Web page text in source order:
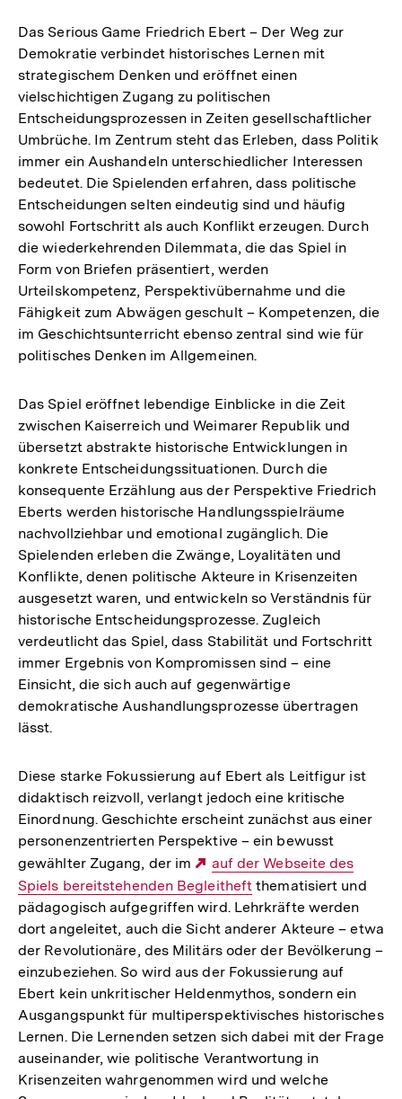
Das Serious Game Friedrich Ebert – Der Weg zur
Demokratie verbindet historisches Lernen mit
strategischem Denken und eröffnet einen
vielschichtigen Zugang zu politischen
Entscheidungsprozessen in Zeiten gesellschaftlicher
Umbrüche. Im Zentrum steht das Erleben, dass Politik
immer ein Aushandeln unterschiedlicher Interessen
bedeutet. Die Spielenden erfahren, dass politische
Entscheidungen selten eindeutig sind und häufig
sowohl Fortschritt als auch Konflikt erzeugen. Durch
die wiederkehrenden Dilemmata, die das Spiel in
Form von Briefen präsentiert, werden
Urteilskompetenz, Perspektivübernahme und die
Fähigkeit zum Abwägen geschult – Kompetenzen, die
im Geschichtsunterricht ebenso zentral sind wie für
politisches Denken im Allgemeinen.
Das Spiel eröffnet lebendige Einblicke in die Zeit
zwischen Kaiserreich und Weimarer Republik und
übersetzt abstrakte historische Entwicklungen in
konkrete Entscheidungssituationen. Durch die
konsequente Erzählung aus der Perspektive Friedrich
Eberts werden historische Handlungsspielräume
nachvollziehbar und emotional zugänglich. Die
Spielenden erleben die Zwänge, Loyalitäten und
Konflikte, denen politische Akteure in Krisenzeiten
ausgesetzt waren, und entwickeln so Verständnis für
historische Entscheidungsprozesse. Zugleich
verdeutlicht das Spiel, dass Stabilität und Fortschritt
immer Ergebnis von Kompromissen sind – eine
Einsicht, die sich auch auf gegenwärtige
demokratische Aushandlungsprozesse übertragen
lässt.
Diese starke Fokussierung auf Ebert als Leitfigur ist
didaktisch reizvoll, verlangt jedoch eine kritische
Einordnung. Geschichte erscheint zunächst aus einer
personenzentrierten Perspektive – ein bewusst
gewählter Zugang, der im
Externer
Link:
auf der Webseite des
Spiels bereitstehenden Begleitheft thematisiert und
pädagogisch aufgegriffen wird. Lehrkräfte werden
dort angeleitet, auch die Sicht anderer Akteure – etwa
der Revolutionäre, des Militärs oder der Bevölkerung –
einzubeziehen. So wird aus der Fokussierung auf
Ebert kein unkritischer Heldenmythos, sondern ein
Ausgangspunkt für multiperspektivisches historisches
Lernen. Die Lernenden setzen sich dabei mit der Frage
auseinander, wie politische Verantwortung in
Krisenzeiten wahrgenommen wird und welche